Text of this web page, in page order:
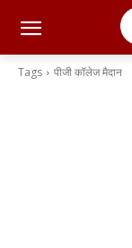
Tags पीजी कॉलेज मैदान